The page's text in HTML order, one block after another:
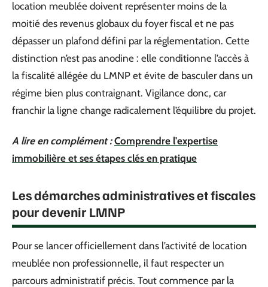
location meublée doivent représenter moins de la
moitié des revenus globaux du foyer fiscal et ne pas
dépasser un plafond défini par la réglementation. Cette
distinction n’est pas anodine : elle conditionne l’accès à
la fiscalité allégée du LMNP et évite de basculer dans un
régime bien plus contraignant. Vigilance donc, car
franchir la ligne change radicalement l’équilibre du projet.
A lire en complément : Comprendre l'expertise
immobilière et ses étapes clés en pratique
Les démarches administratives et fiscales
pour devenir LMNP
Pour se lancer officiellement dans l’activité de location
meublée non professionnelle, il faut respecter un
parcours administratif précis. Tout commence par la